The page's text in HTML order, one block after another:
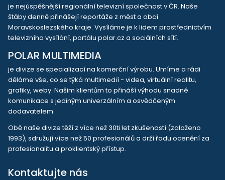
je nejúspěšnější regionální televizní společnost v ČR. Naše
štáby denně přinášejí reportáže z měst a obcí
Moravskoslezského kraje. Vysíláme je k lidem prostřednictvím
televizního vysílání, portálu polar.cz a sociálních sítí.
POLAR MULTIMEDIA
je divize se specializací na komerční výrobu. Umíme a rádi
děláme vše, co se týká multimedií - videa, virtuální realitu,
grafiky, weby. Našim klientům to přináší výhodu snadné
komunikace s jediným univerzálním a osvědčeným
dodavatelem.
Obě naše divize těží z více než 30ti let zkušeností (založeno
1993), sdružují více než 50 profesionálů a drží řadu ocenění za
profesionalitu a proklientský přístup.
Kontaktujte nás